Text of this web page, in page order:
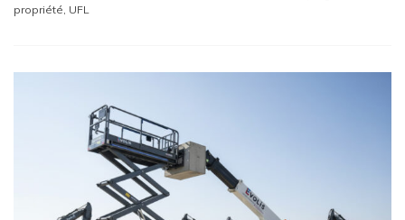
propriété, UFL